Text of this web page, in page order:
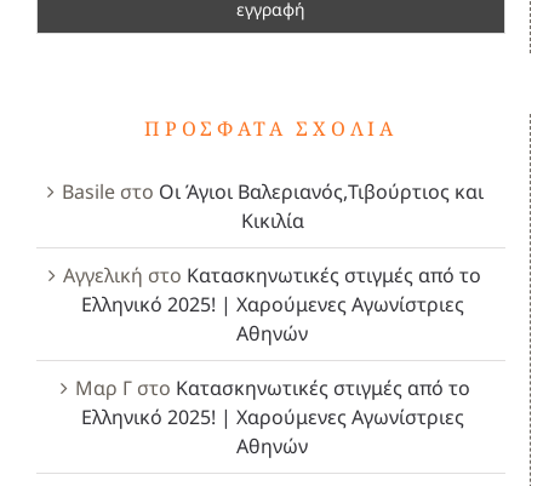
ΠΡΌΣΦΑΤΑ ΣΧΌΛΙΑ
Basileστο Οι Άγιοι Βαλεριανός,Τιβούρτιος και
Κικιλία
Αγγελική στο Κατασκηνωτικές στιγμές από το
Ελληνικό 2025! | Χαρούμενες Αγωνίστριες
Αθηνών
Μαρ Γστο Κατασκηνωτικές στιγμές από το
Ελληνικό 2025! | Χαρούμενες Αγωνίστριες
Αθηνών